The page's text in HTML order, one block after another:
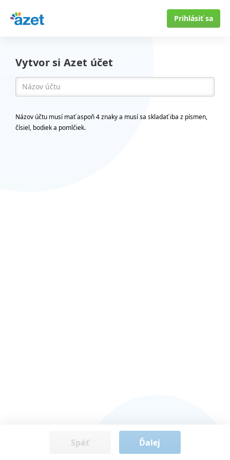
Prihlásiť sa
Vytvor si Azet účet
Názov účtu musí mať aspoň 4 znaky a musí sa skladať iba z písmen,
čísiel, bodiek a pomlčiek.